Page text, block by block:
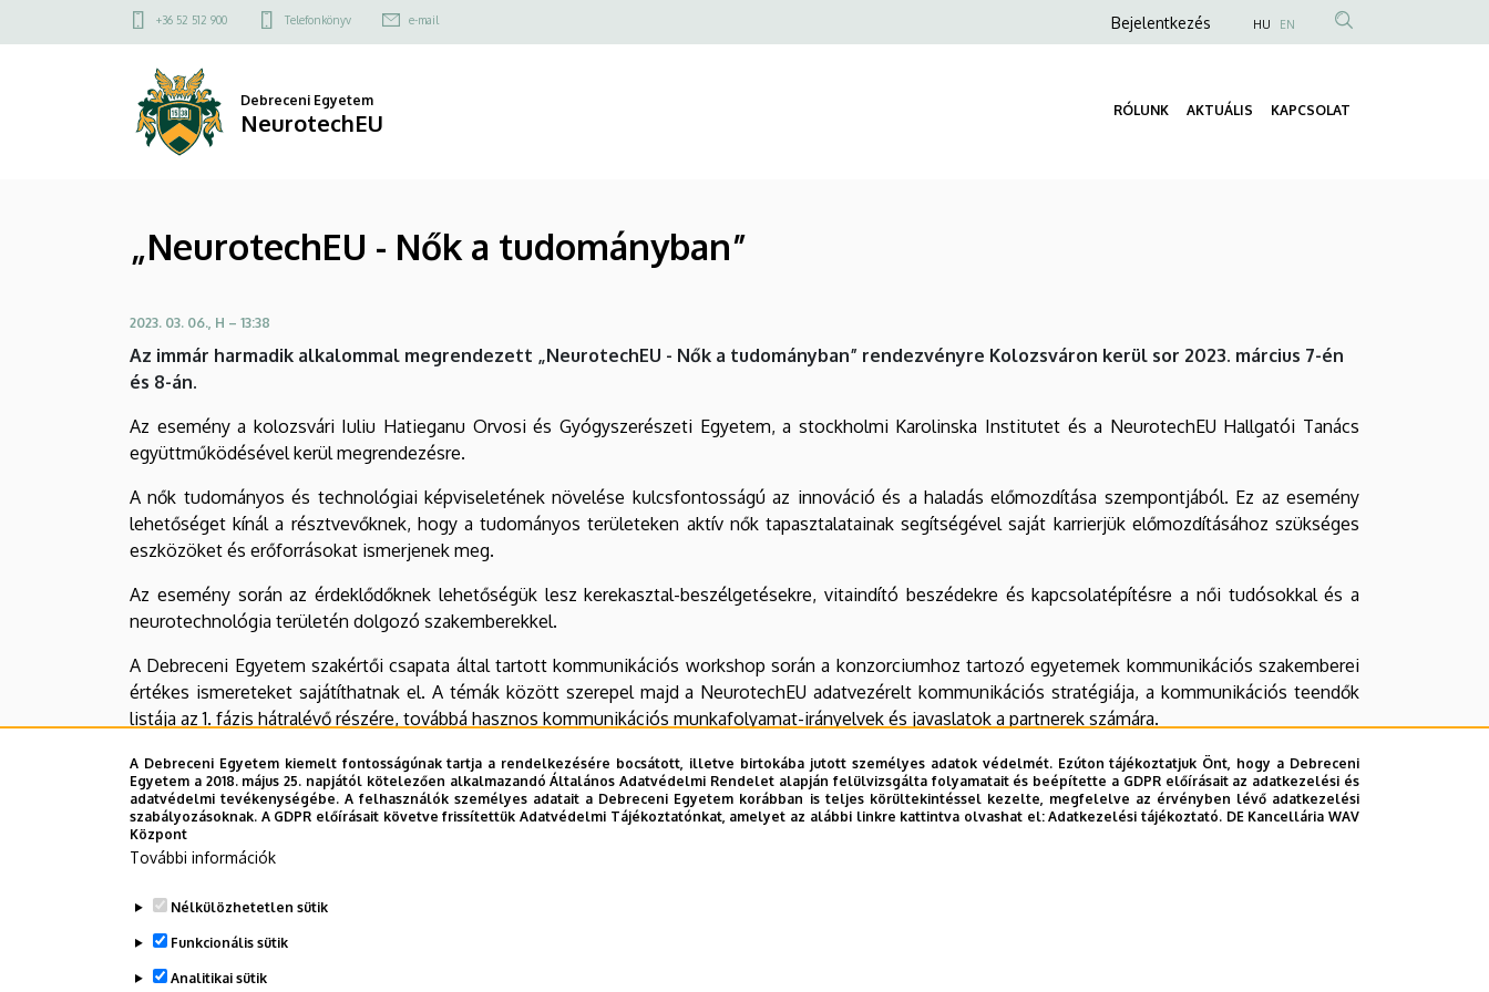
„NeurotechEU
a
Felső
menü
+36 52 512 900 Telefonkönyv e-mail
Anonim
menüje
Bejelentkezés HU EN
Debreceni Egyetem
NeurotechEU RÓLUNK AKTUÁLIS KAPCSOLAT
„NeurotechEU - Nők a tudományban”
2023. 03. 06., H – 13:38
Az immár harmadik alkalommal megrendezett „NeurotechEU - Nők a tudományban” rendezvényre Kolozsváron kerül sor 2023. március 7-én
és 8-án.
Az esemény a kolozsvári Iuliu Hatieganu Orvosi és Gyógyszerészeti Egyetem, a stockholmi Karolinska Institutet és a NeurotechEU Hallgatói Tanács
együttműködésével kerül megrendezésre.
A nők tudományos és technológiai képviseletének növelése kulcsfontosságú az innováció és a haladás előmozdítása szempontjából. Ez az esemény
lehetőséget kínál a résztvevőknek, hogy a tudományos területeken aktív nők tapasztalatainak segítségével saját karrierjük előmozdításához szükséges
eszközöket és erőforrásokat ismerjenek meg.
Az esemény során az érdeklődőknek lehetőségük lesz kerekasztal-beszélgetésekre, vitaindító beszédekre és kapcsolatépítésre a női tudósokkal és a
neurotechnológia területén dolgozó szakemberekkel.
A Debreceni Egyetem szakértői csapata által tartott kommunikációs workshop során a konzorciumhoz tartozó egyetemek kommunikációs szakemberei
értékes ismereteket sajátíthatnak el. A témák között szerepel majd a NeurotechEU adatvezérelt kommunikációs stratégiája, a kommunikációs teendők
listája az 1. fázis hátralévő részére, továbbá hasznos kommunikációs munkafolyamat-irányelvek és javaslatok a partnerek számára.
Legutóbbi frissítés: 2023. 03. 06. 13:39
A Debreceni Egyetem kiemelt fontosságúnak tartja a rendelkezésére bocsátott, illetve birtokába jutott személyes adatok védelmét. Ezúton tájékoztatjuk Önt, hogy a Debreceni
Egyetem a 2018. május 25. napjától kötelezően alkalmazandó Általános Adatvédelmi Rendelet alapján felülvizsgálta folyamatait és beépítette a GDPR előírásait az adatkezelési és
adatvédelmi tevékenységébe. A felhasználók személyes adatait a Debreceni Egyetem korábban is teljes körültekintéssel kezelte, megfelelve az érvényben lévő adatkezelési
szabályozásoknak. A GDPR előírásait követve frissítettük Adatvédelmi Tájékoztatónkat, amelyet az alábbi linkre kattintva olvashat el:Adatkezelési tájékoztató. DE Kancellária WAV
Központ
További információk
Nélkülözhetetlen sütik
Funkcionális sütik
Analitikai sütik